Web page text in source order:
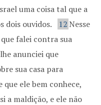
uma coisa tal que a
dois ouvidos.
12Nesse
falei contra sua
anunciei que
sua casa para
que ele bem conhece,
a maldição, e ele não